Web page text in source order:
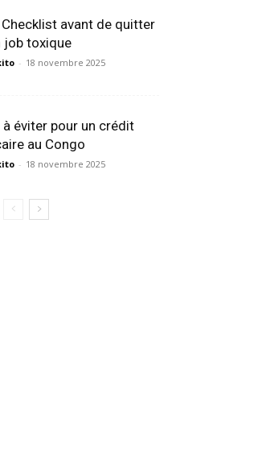
avant de quitter
job toxique
- 18 novembre 2025
éviter pour un crédit
au Congo
- 18 novembre 2025